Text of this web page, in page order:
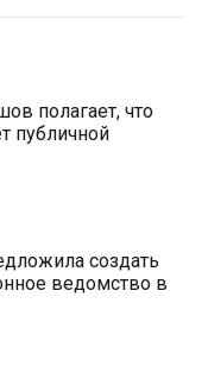
полагает, что
публичной
создать
ведомство в